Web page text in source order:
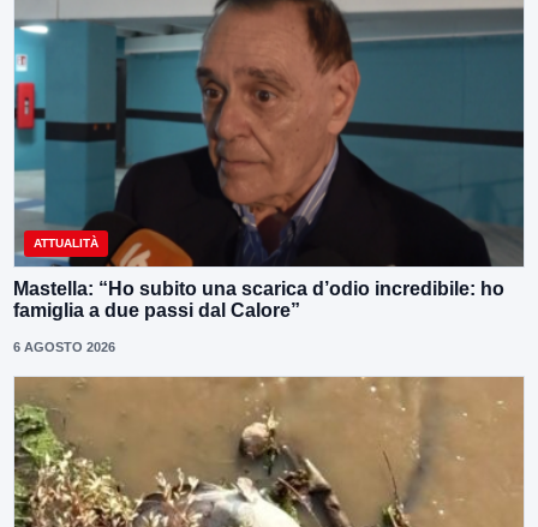
ATTUALITÀ
Mastella: “Ho subito una scarica d’odio incredibile: ho
famiglia a due passi dal Calore”
6 AGOSTO 2026